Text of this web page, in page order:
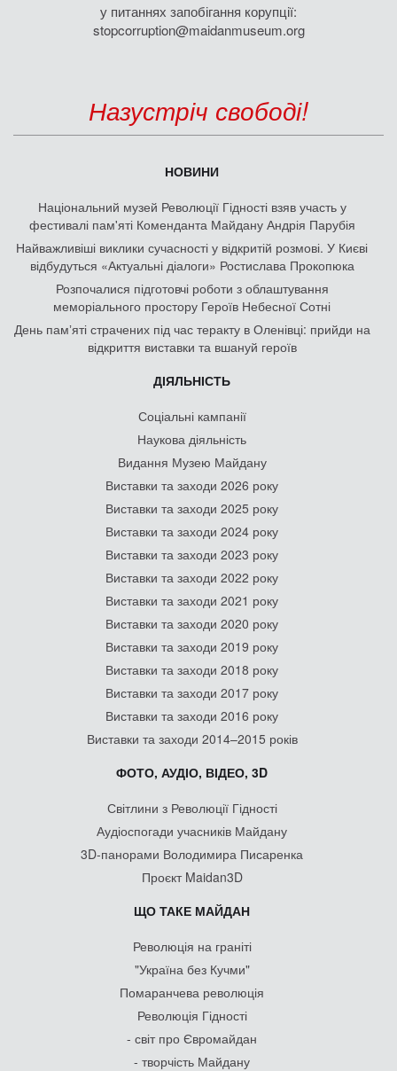
у питаннях запобігання корупції:
stopcorruption@maidanmuseum.org
Назустріч свободі!
НОВИНИ
Національний музей Революції Гідності взяв участь у
фестивалі пам'яті Коменданта Майдану Андрія Парубія
Найважливіші виклики сучасності у відкритій розмові. У Києві
відбудуться «Актуальні діалоги» Ростислава Прокопюка
Розпочалися підготовчі роботи з облаштування
меморіального простору Героїв Небесної Сотні
День памʼяті страчених під час теракту в Оленівці: прийди на
відкриття виставки та вшануй героїв
ДІЯЛЬНІСТЬ
Соціальні кампанії
Наукова діяльність
Видання Музею Майдану
Виставки та заходи 2026 року
Виставки та заходи 2025 року
Виставки та заходи 2024 року
Виставки та заходи 2023 року
Виставки та заходи 2022 року
Виставки та заходи 2021 року
Виставки та заходи 2020 року
Виставки та заходи 2019 року
Виставки та заходи 2018 року
Виставки та заходи 2017 року
Виставки та заходи 2016 року
Виставки та заходи 2014–2015 років
ФОТО, АУДІО, ВІДЕО, 3D
Світлини з Революції Гідності
Аудіоспогади учасників Майдану
3D-панорами Володимира Писаренка
Проєкт Maidan3D
ЩО ТАКЕ МАЙДАН
Революція на граніті
"Україна без Кучми"
Помаранчева революція
Революція Гідності
- світ про Євромайдан
- творчість Майдану